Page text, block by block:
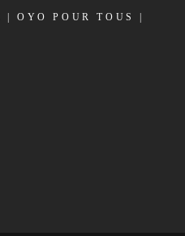
|OYO POUR TOUS